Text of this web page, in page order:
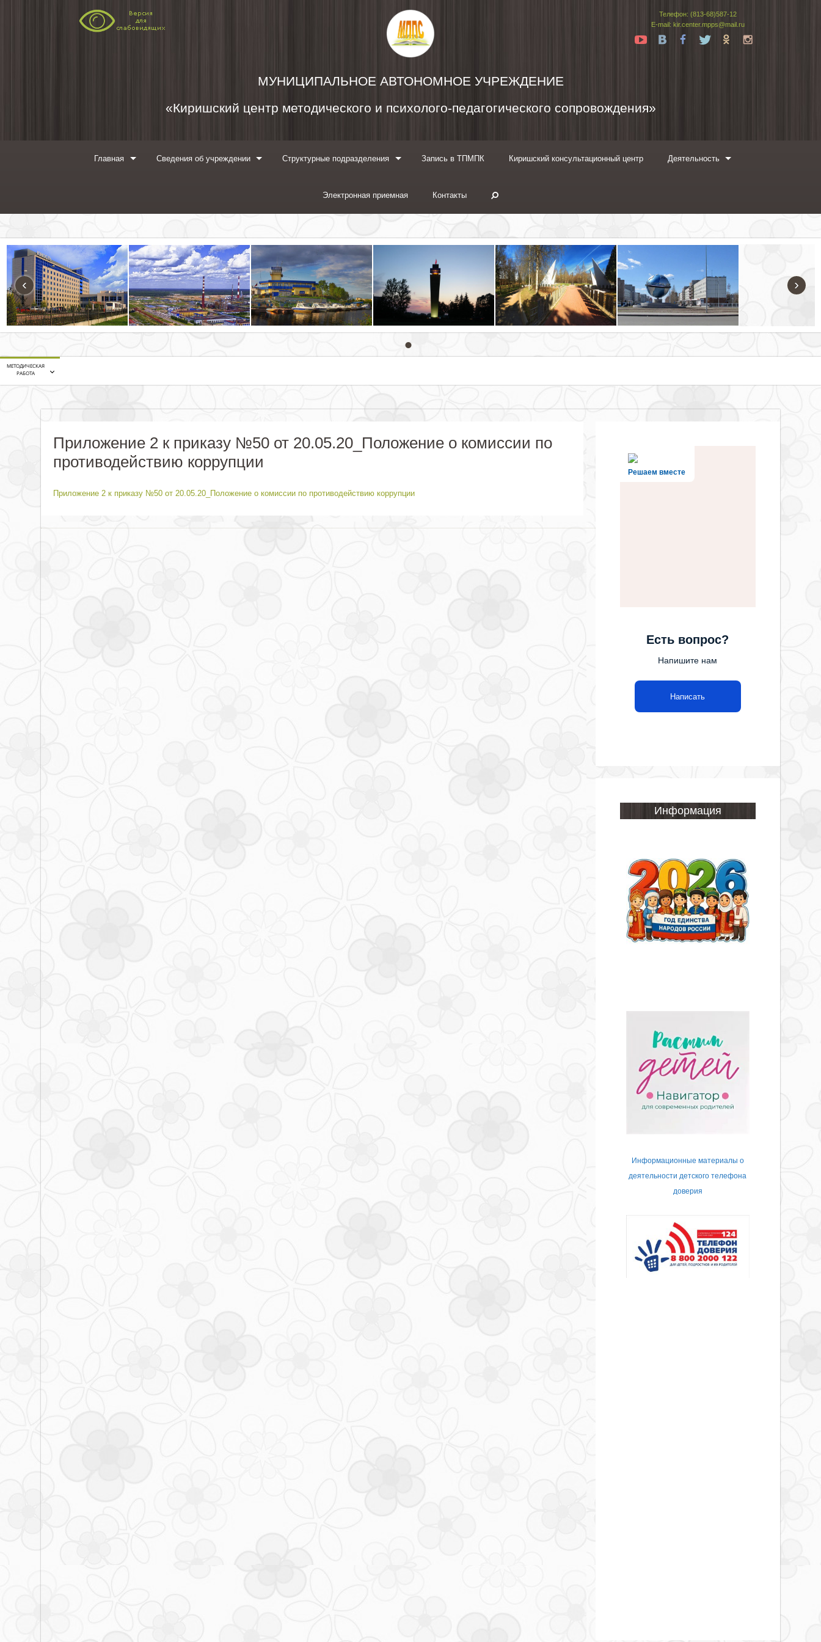
Телефон: (813-68)587-12
E-mail: kir.center.mpps@mail.ru
Yt
Tw
МУНИЦИПАЛЬНОЕ АВТОНОМНОЕ УЧРЕЖДЕНИЕ
«Киришский центр методического и психолого-педагогического сопровождения»
Главная Сведения об учреждении Структурные подразделения Запись в ТПМПК Киришский консультационный центр Деятельность
Электронная приемная Контакты
‹ ›
МЕТОДИЧЕСКАЯ
РАБОТА
Приложение 2 к приказу №50 от 20.05.20_Положение о комиссии по
противодействию коррупции
Приложение 2 к приказу №50 от 20.05.20_Положение о комиссии по противодействию коррупции
Решаем вместе
Есть вопрос?
Напишите нам
Написать
Информация
Информационные материалы о
деятельности детского телефона
доверия